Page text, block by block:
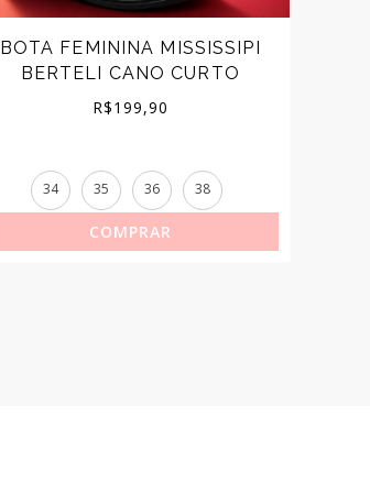
BOTA FEMININA MISSISSIPI
BERTELI CANO CURTO
R$199,90
34 35 36 38
COMPRAR